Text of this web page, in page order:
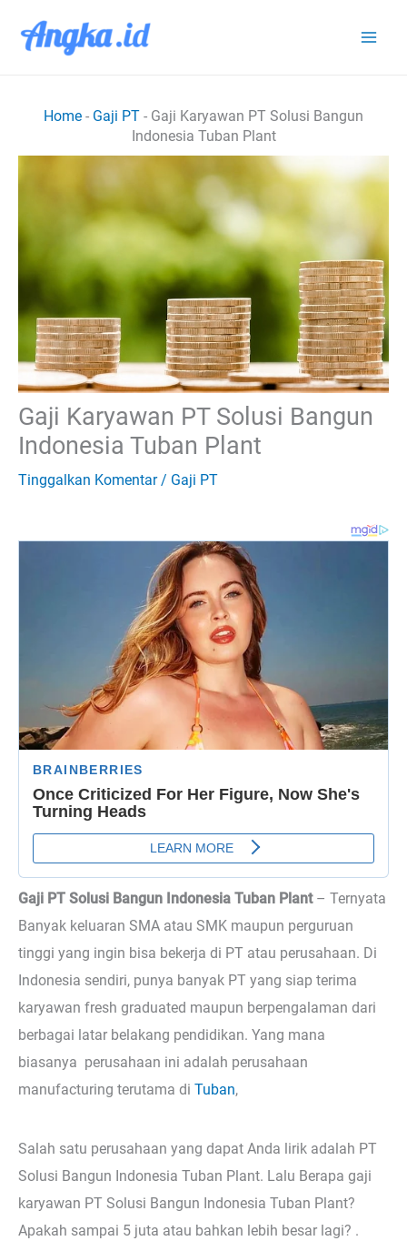
Home - Gaji PT - Gaji Karyawan PT Solusi Bangun
Indonesia Tuban Plant
Gaji Karyawan PT Solusi Bangun
Indonesia Tuban Plant
Tinggalkan Komentar / Gaji PT
Gaji PT Solusi Bangun Indonesia Tuban Plant– Ternyata
Banyak keluaran SMA atau SMK maupun perguruan
tinggi yang ingin bisa bekerja di PT atau perusahaan. Di
Indonesia sendiri, punya banyak PT yang siap terima
karyawan fresh graduated maupun berpengalaman dari
berbagai latar belakang pendidikan. Yang mana
biasanya perusahaan ini adalah perusahaan
manufacturing terutama di Tuban,
Salah satu perusahaan yang dapat Anda lirik adalah PT
Solusi Bangun Indonesia Tuban Plant. Lalu Berapa gaji
karyawan PT Solusi Bangun Indonesia Tuban Plant?
Apakah sampai 5 juta atau bahkan lebih besar lagi? .